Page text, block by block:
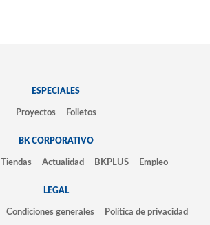
ESPECIALES
Proyectos Folletos
BK CORPORATIVO
Tiendas Actualidad BKPLUS Empleo
LEGAL
Condiciones generales Política de privacidad